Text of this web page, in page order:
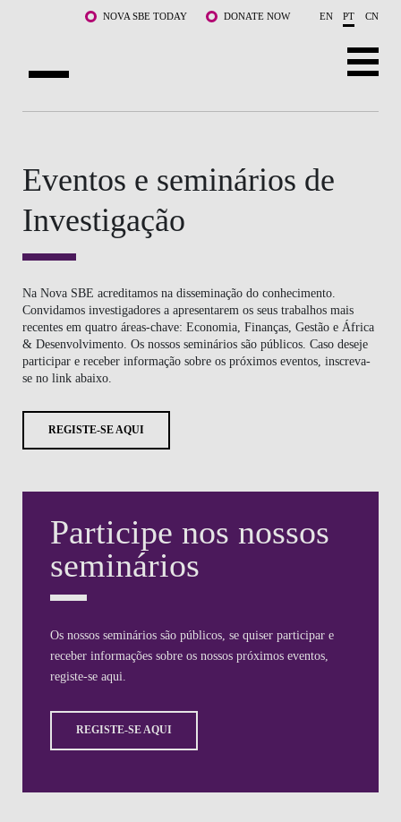
Saltar para o conteúdo principalNOVA SBE TODAY DONATE NOW EN PT CN
LIFE AT NOVA SBE
WHAT'S HAPPENING
Eventos e seminários de
Investigação
Na Nova SBE acreditamos na disseminação do conhecimento.
Convidamos investigadores a apresentarem os seus trabalhos mais
recentes em quatro áreas-chave: Economia, Finanças, Gestão e África
& Desenvolvimento. Os nossos seminários são públicos. Caso deseje
participar e receber informação sobre os próximos eventos, inscreva-
se no link abaixo.
REGISTE-SE AQUI
Participe nos nossos
seminários
Os nossos seminários são públicos, se quiser participar e
receber informações sobre os nossos próximos eventos,
registe-se aqui.
REGISTE-SE AQUI